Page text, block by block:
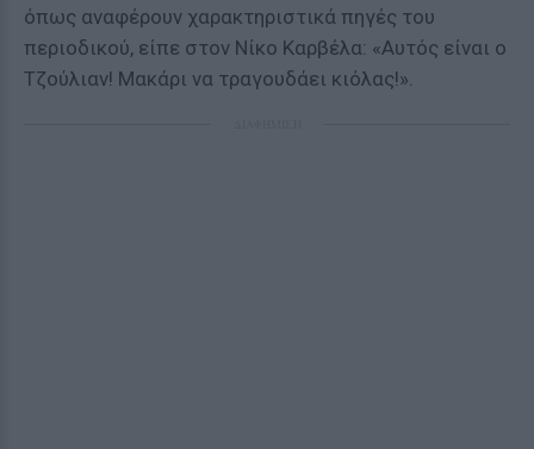
όπως αναφέρουν χαρακτηριστικά πηγές του
περιοδικού, είπε στον Νίκο Καρβέλα: «Αυτός είναι ο
Τζούλιαν! Μακάρι να τραγουδάει κιόλας!».